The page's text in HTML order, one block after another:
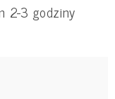
2-3 godziny